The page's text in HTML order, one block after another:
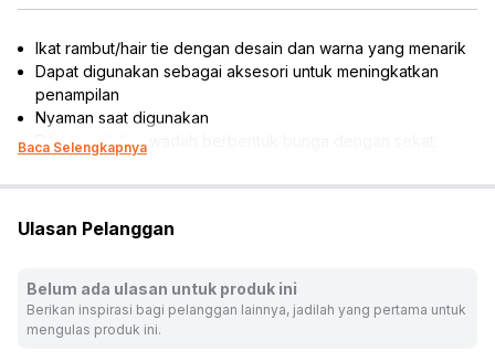
Ikat rambut/hair tie dengan desain dan warna yang menarik
Dapat digunakan sebagai aksesori untuk meningkatkan
penampilan
Nyaman saat digunakan
Dikemas dalam wadah berbentuk bunga dengan sekat
Cocok dijadikan koleksi atau referensi hadiah
*Desain dan warna tidak dapat dipilih, disesuaikan dengan
Rekomendasi umur: 3 tahun ke atas
Dimensi produk: 10.2 cm x 10.2 cm x 2 cm
Warna: Mix
Baca Selengkapnya
Ulasan Pelanggan
Belum ada ulasan untuk produk ini
Berikan inspirasi bagi pelanggan lainnya, jadilah yang pertama untuk
mengulas produk ini.